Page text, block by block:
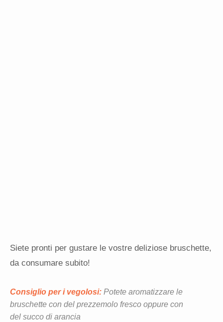
Siete pronti per gustare le vostre deliziose bruschette,
da consumare subito!
Consiglio per i vegolosi: Potete aromatizzare le
bruschette con del prezzemolo fresco oppure con
del succo di arancia